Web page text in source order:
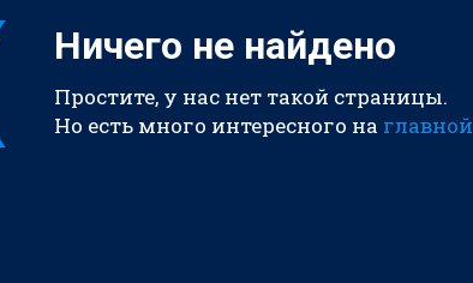
Ничего не найдено
Простите, у нас нет такой страницы.
Но есть много интересного на главной